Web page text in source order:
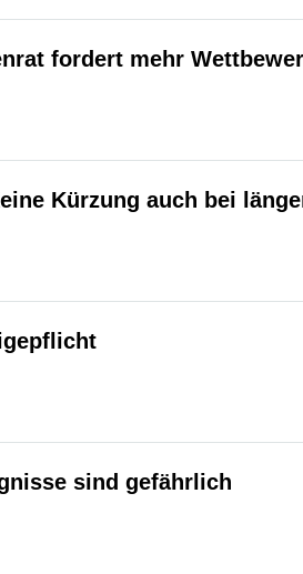
fordert mehr
Kürzung auch bei
sind gefährlich